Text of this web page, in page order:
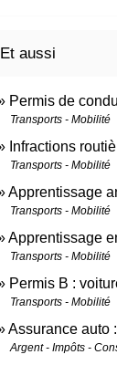
Et aussi
Permis de
Transports - Mobilité
Infractions
Transports - Mobilité
Apprentissage
Transports - Mobilité
Apprentissage
Transports - Mobilité
Permis B :
Transports - Mobilité
Assurance auto
Argent - Impôts -